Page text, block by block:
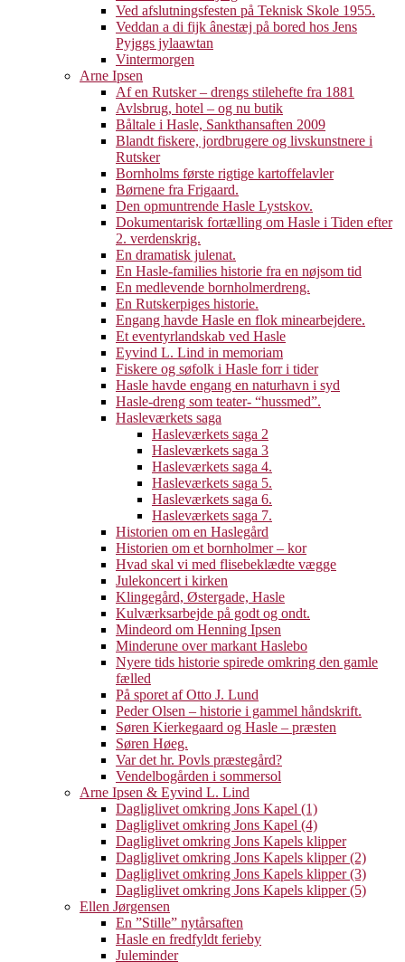
Ved afslutningsfesten på Teknisk Skole 1955.
Veddan a di fijk ânestæj på bored hos Jens
Pyjggs jylaawtan
Vintermorgen
Arne Ipsen
Af en Rutsker – drengs stilehefte fra 1881
Avlsbrug, hotel – og nu butik
Båltale i Hasle, Sankthansaften 2009
Blandt fiskere, jordbrugere og livskunstnere i
Rutsker
Bornholms første rigtige kartoffelavler
Børnene fra Frigaard.
Den opmuntrende Hasle Lystskov.
Dokumentarisk fortælling om Hasle i Tiden efter
2. verdenskrig.
En dramatisk julenat.
En Hasle-families historie fra en nøjsom tid
En medlevende bornholmerdreng.
En Rutskerpiges historie.
Engang havde Hasle en flok minearbejdere.
Et eventyrlandskab ved Hasle
Eyvind L. Lind in memoriam
Fiskere og søfolk i Hasle forr i tider
Hasle havde engang en naturhavn i syd
Hasle-dreng som teater- “hussmed”.
Hasleværkets saga
Hasleværkets saga 2
Hasleværkets saga 3
Hasleværkets saga 4.
Hasleværkets saga 5.
Hasleværkets saga 6.
Hasleværkets saga 7.
Historien om en Haslegård
Historien om et bornholmer – kor
Hvad skal vi med flisebeklædte vægge
Julekoncert i kirken
Klingegård, Østergade, Hasle
Kulværksarbejde på godt og ondt.
Mindeord om Henning Ipsen
Minderune over markant Haslebo
Nyere tids historie spirede omkring den gamle
fælled
På sporet af Otto J. Lund
Peder Olsen – historie i gammel håndskrift.
Søren Kierkegaard og Hasle – præsten
Søren Høeg.
Var det hr. Povls præstegård?
Vendelbogården i sommersol
Arne Ipsen & Eyvind L. Lind
Dagliglivet omkring Jons Kapel (1)
Dagliglivet omkring Jons Kapel (4)
Dagliglivet omkring Jons Kapels klipper
Dagliglivet omkring Jons Kapels klipper (2)
Dagliglivet omkring Jons Kapels klipper (3)
Dagliglivet omkring Jons Kapels klipper (5)
Ellen Jørgensen
En ”Stille” nytårsaften
Hasle en fredfyldt ferieby
Juleminder